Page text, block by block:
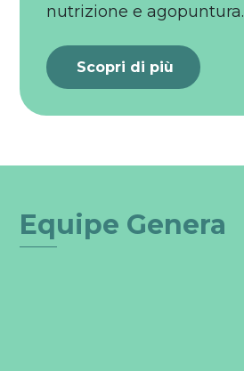
nutrizione e agopuntura.
Scopri di più
Equipe Genera